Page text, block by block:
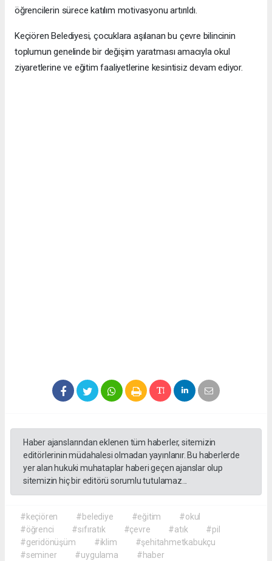
öğrencilerin sürece katılım motivasyonu artırıldı.
Keçiören Belediyesi, çocuklara aşılanan bu çevre bilincinin
toplumun genelinde bir değişim yaratması amacıyla okul
ziyaretlerine ve eğitim faaliyetlerine kesintisiz devam ediyor.
Haber ajanslarından eklenen tüm haberler, sitemizin
editörlerinin müdahalesi olmadan yayınlanır. Bu haberlerde
yer alan hukuki muhataplar haberi geçen ajanslar olup
sitemizin hiç bir editörü sorumlu tutulamaz...
#keçiören #belediye #eğitim
#okul
#öğrenci
#sıfıratık #çevre #atık
#pil
#geridönüşüm
#iklim
#şehitahmetkabukçu
#seminer
#uygulama #haber